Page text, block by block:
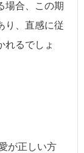
場合、この期
り、直感に従
れるでしょ
が正しい方